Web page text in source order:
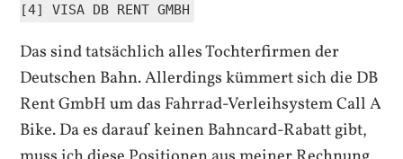
[4] VISA DB RENT GMBH
Das sind tatsächlich alles Tochterfirmen der
Deutschen Bahn. Allerdings kümmert sich die DB
Rent GmbH um das Fahrrad-Verleihsystem Call A
Bike. Da es darauf keinen Bahncard-Rabatt gibt,